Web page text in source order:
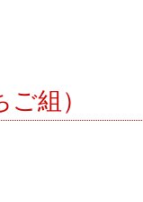
組）